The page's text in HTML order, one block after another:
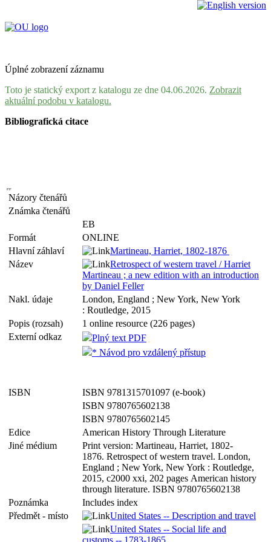
Úplné zobrazení záznamu
Toto je statický export z katalogu ze dne 04.06.2026. Zobrazit
aktuální podobu v katalogu.
Bibliografická citace
Názory čtenářů
Známka čtenářů
EB
Formát
ONLINE
Hlavní záhlaví
Martineau, Harriet, 1802-1876
Název
Retrospect of western travel / Harriet
Martineau ; a new edition with an introduction
by Daniel Feller
Nakl. údaje
London, England ; New York, New York
: Routledge, 2015
Popis (rozsah)
1 online resource (226 pages)
Externí odkaz
Plný text PDF
* Návod pro vzdálený přístup
ISBN
ISBN 9781315701097 (e-book)
ISBN 9780765602138
ISBN 9780765602145
Edice
American History Through Literature
Jiné médium
Print version: Martineau, Harriet, 1802-
1876. Retrospect of western travel. London,
England ; New York, New York : Routledge,
2015, c2000 xxi, 202 pages American history
through literature. ISBN 9780765602138
Poznámka
Includes index
Předmět - místo
United States -- Description and travel
United States -- Social life and
customs -- 1783-1865